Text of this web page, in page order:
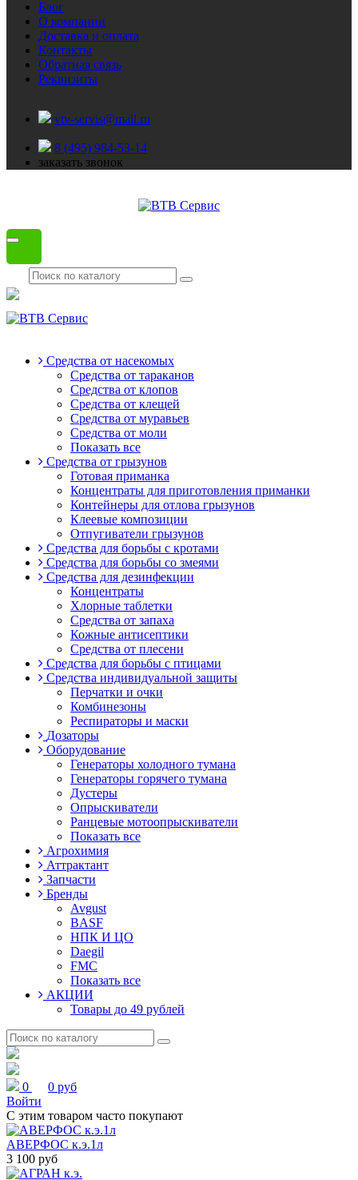
Блог
О компании
Доставка и оплата
Контакты
Обратная связь
Реквизиты
vtv-servis@mail.ru
8 (495) 984-53-14
заказать звонок
Средства от насекомых
Средства от тараканов
Средства от клопов
Средства от клещей
Средства от муравьев
Средства от моли
Показать все
Средства от грызунов
Готовая приманка
Концентраты для приготовления приманки
Контейнеры для отлова грызунов
Клеевые композиции
Отпугиватели грызунов
Средства для борьбы с кротами
Средства для борьбы со змеями
Средства для дезинфекции
Концентраты
Хлорные таблетки
Средства от запаха
Кожные антисептики
Средства от плесени
Средства для борьбы с птицами
Средства индивидуальной защиты
Перчатки и очки
Комбинезоны
Респираторы и маски
Дозаторы
Оборудование
Генераторы холодного тумана
Генераторы горячего тумана
Дустеры
Опрыскиватели
Ранцевые мотоопрыскиватели
Показать все
Агрохимия
Аттрактант
Запчасти
Бренды
Avgust
BASF
НПК И ЦО
Daegil
FMC
Показать все
АКЦИИ
Товары до 49 рублей
0
0 руб
Войти
С этим товаром часто покупают
АВЕРФОС к.э.1л
3 100 руб